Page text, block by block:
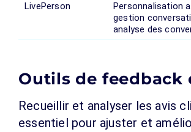
LivePerson
Personnalisation
gestion
analyse des
Outils de feedback
Recueillir et analyser les avis
essentiel pour ajuster et